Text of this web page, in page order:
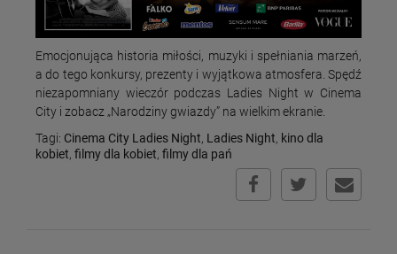
Emocjonująca historia miłości, muzyki i spełniania marzeń,
a do tego konkursy, prezenty i wyjątkowa atmosfera. Spędź
niezapomniany wieczór podczas Ladies Night w Cinema
City i zobacz „Narodziny gwiazdy” na wielkim ekranie.
Tagi: Cinema City Ladies Night, Ladies Night, kino dla
kobiet, filmy dla kobiet, filmy dla pań